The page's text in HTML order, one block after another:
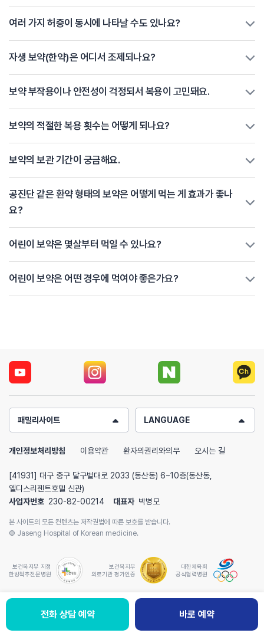
여러 가지 허증이 동시에 나타날 수도 있나요?
자생 보약(한약)은 어디서 조제되나요?
보약 부작용이나 안전성이 걱정되서 복용이 고민돼요.
보약의 적절한 복용 횟수는 어떻게 되나요?
보약의 보관 기간이 궁금해요.
공진단 같은 환약 형태의 보약은 어떻게 먹는 게 효과가 좋나
요?
어린이 보약은 몇살부터 먹일 수 있나요?
어린이 보약은 어떤 경우에 먹여야 좋은가요?
패밀리사이트 LANGUAGE
개인정보처리방침 이용약관 환자의권리와의무 오시는 길
[41931] 대구 중구 달구벌대로 2033 (동산동) 6~10층(동산동,
엘디스리젠트호텔 신관)
사업자번호 230-82-00214 대표자 박병모
본 사이트의 모든 컨텐츠는 저작권법에 따른 보호를 받습니다.
© Jaseng Hospital of Korean medicine.
보건복지부 지정
한방척추전문병원
보건복지부
의료기관 평가인증
대한체육회
공식협력병원
전화 상담 예약 바로 예약